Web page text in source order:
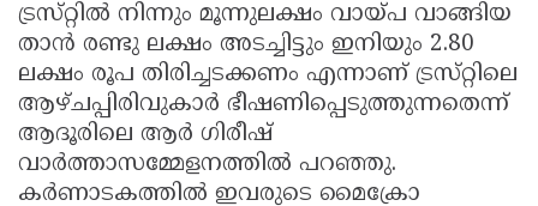
ട്രസ്‌റ്റിൽ നിന്നും മൂന്നുലക്ഷം വായ്‌പ വാങ്ങിയ
താൻ രണ്ടു ലക്ഷം അടച്ചിട്ടും ഇനിയും 2.80
ലക്ഷം രൂപ തിരിച്ചടക്കണം എന്നാണ്‌ ട്രസ്‌റ്റിലെ
ആഴ്‌ചപ്പിരിവുകാർ ഭീഷണിപ്പെടുത്തുന്നതെന്ന്‌
ആദൂരിലെ ആർ ഗിരീഷ്‌
വാർത്താസമ്മേളനത്തിൽ പറഞ്ഞു.
കർണാടകത്തിൽ ഇവരുടെ മൈക്രോ